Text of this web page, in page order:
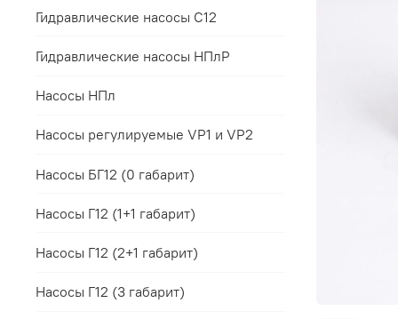
Гидравлические насосы С12
Гидравлические насосы НПлР
Насосы НПл
Насосы регулируемые VP1 и VP2
Насосы БГ12 (0 габарит)
Насосы Г12 (1+1 габарит)
Насосы Г12 (2+1 габарит)
Насосы Г12 (3 габарит)